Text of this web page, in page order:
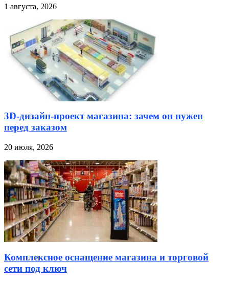
1 августа, 2026
3D-дизайн-проект магазина: зачем он нужен
перед заказом
20 июля, 2026
Комплексное оснащение магазина и торговой
сети под ключ